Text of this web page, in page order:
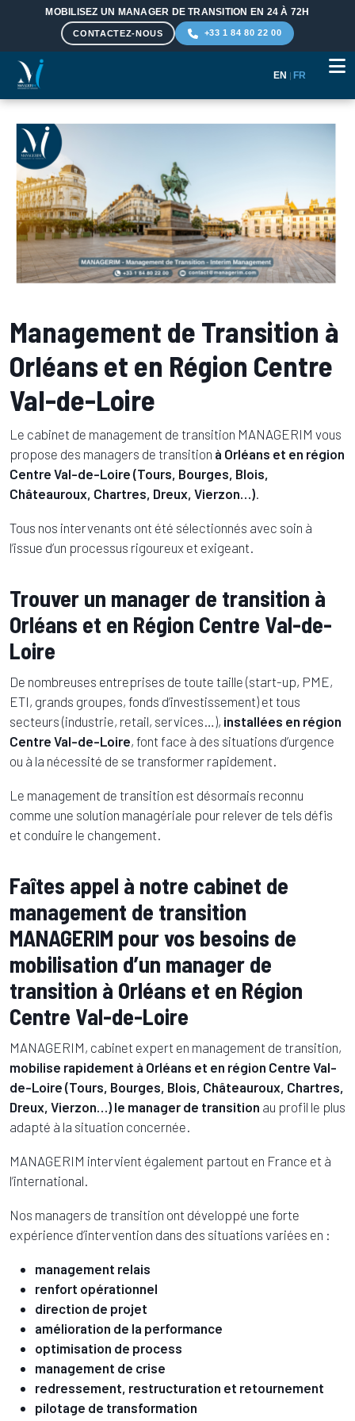
MOBILISEZ UN MANAGER DE TRANSITION EN 24 À 72H
CONTACTEZ-NOUS +33 1 84 80 22 00
Aller au contenu principal
EN | FR
Management de Transition à
Orléans et en Région Centre
Val-de-Loire
Le cabinet de management de transition MANAGERIM vous
propose des managers de transition à Orléans et en région
Centre Val-de-Loire (Tours, Bourges, Blois,
Châteauroux, Chartres, Dreux, Vierzon…).
Tous nos intervenants ont été sélectionnés avec soin à
l’issue d’un processus rigoureux et exigeant.
Trouver un manager de transition à
Orléans et en Région Centre Val-de-
Loire
De nombreuses entreprises de toute taille (start-up, PME,
ETI, grands groupes, fonds d’investissement) et tous
secteurs (industrie, retail, services…), installées en région
Centre Val-de-Loire, font face à des situations d’urgence
ou à la nécessité de se transformer rapidement.
Le management de transition est désormais reconnu
comme une solution managériale pour relever de tels défis
et conduire le changement.
Faîtes appel à notre cabinet de
management de transition
MANAGERIM pour vos besoins de
mobilisation d’un manager de
transition à Orléans et en Région
Centre Val-de-Loire
MANAGERIM, cabinet expert en management de transition,
mobilise rapidement à Orléans et en région Centre Val-
de-Loire (Tours, Bourges, Blois, Châteauroux, Chartres,
Dreux, Vierzon…) le manager de transition au profil le plus
adapté à la situation concernée.
MANAGERIM intervient également partout en France et à
l’international.
Nos managers de transition ont développé une forte
expérience d’intervention dans des situations variées en :
management relais
renfort opérationnel
direction de projet
amélioration de la performance
optimisation de process
management de crise
redressement, restructuration et retournement
pilotage de transformation